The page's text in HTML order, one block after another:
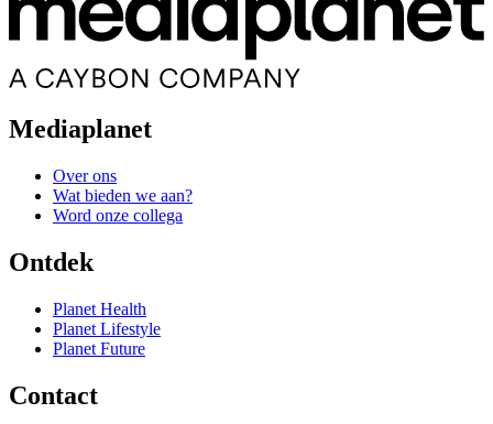
Mediaplanet
Over ons
Wat bieden we aan?
Word onze collega
Ontdek
Planet Health
Planet Lifestyle
Planet Future
Contact